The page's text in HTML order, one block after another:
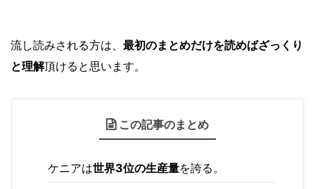
流し読みされる方は、 最初のまとめだけを読めばざっくり
と理解頂けると思います。
この記事のまとめ
ケニアは世界3位の生産量を誇る。